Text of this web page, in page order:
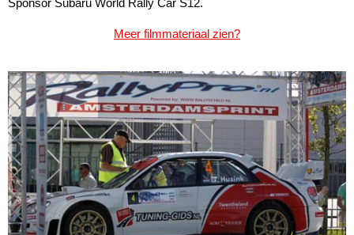
Sponsor Subaru World Rally Car S12.
Meer filmmateriaal zien?